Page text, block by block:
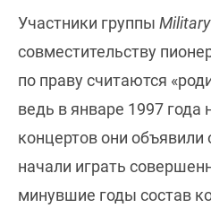
Участники группы
совместительству
по праву считаются
ведь в январе 1997 года
концертов они объявили
начали играть
минувшие годы состав